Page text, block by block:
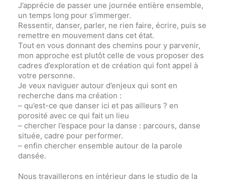
J’apprécie de passer une journée entière ensemble,
un temps long pour s’immerger.
Ressentir, danser, parler, ne rien faire, écrire, puis se
remettre en mouvement dans cet état.
Tout en vous donnant des chemins pour y parvenir,
mon approche est plutôt celle de vous proposer des
cadres d’exploration et de création qui font appel à
votre personne.
Je veux naviguer autour d’enjeux qui sont en
recherche dans ma création :
– qu’est-ce que danser ici et pas ailleurs ? en
porosité avec ce qui fait un lieu
– chercher l’espace pour la danse : parcours, danse
située, cadre pour performer.
– enfin chercher ensemble autour de la parole
dansée.
Nous travaillerons en intérieur dans le studio de la